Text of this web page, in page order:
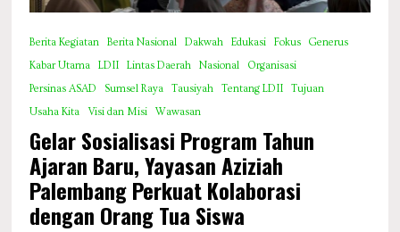
Berita Kegiatan Berita Nasional Dakwah Edukasi Fokus
Generus
Kabar Utama
LDII Lintas Daerah Nasional
Organisasi
Persinas ASAD
Sumsel Raya Tausiyah Tentang LDII
Tujuan
Usaha Kita
Visi dan Misi Wawasan
Gelar Sosialisasi Program Tahun
Ajaran Baru, Yayasan Aziziah
Palembang Perkuat Kolaborasi
dengan Orang Tua Siswa